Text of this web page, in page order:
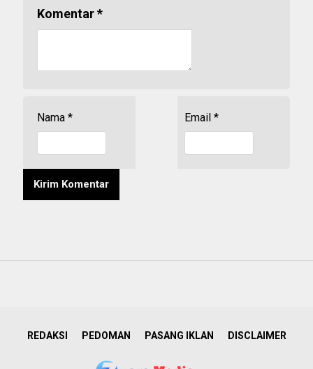
Komentar*
Nama * Email *
REDAKSI PEDOMAN PASANG IKLAN DISCLAIMER